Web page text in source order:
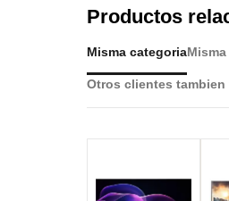
Productos
Misma categoriaMisma
Otros clientes tambien